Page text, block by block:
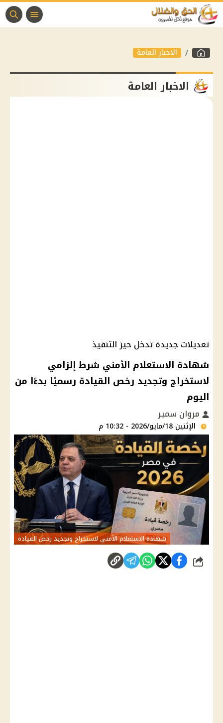
الاخبار العامة
الاخبار العامة
تعديلات جديدة تدخل حيز التنفيذ
شهادة الاستعلام الأمني شرط إلزامي
لاستخراج وتجديد رخص القيادة رسميًا بدءًا من
اليوم
مروان سمير
الإثنين 18/مايو/2026 - 10:32 م
شهادة الاستعلام الأمني لاستخراج وتجديد رخص القيادة
شارك